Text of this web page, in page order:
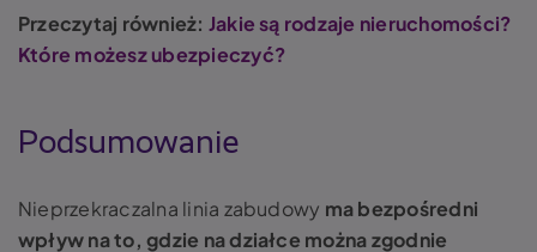
Przeczytaj również: Jakie są rodzaje nieruchomości?
Które możesz ubezpieczyć?
Podsumowanie
Nieprzekraczalna linia zabudowy ma bezpośredni
wpływ na to, gdzie na działce można zgodnie